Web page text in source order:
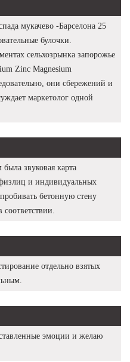
мукачево -Барселона 25
булочки.
сельхозрынка запорожье
Zinc Magnesium
они сбережений и
маркетолог одной
звуковая карта
и индивидуальных
бетонную стену
отдельно взятых
эмоции и желаю